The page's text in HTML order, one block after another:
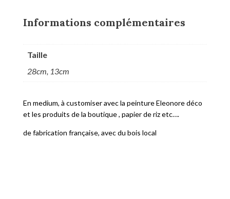
Informations complémentaires
Taille
28cm, 13cm
En medium, à customiser avec la peinture Eleonore déco
et les produits de la boutique , papier de riz etc….
de fabrication française, avec du bois local